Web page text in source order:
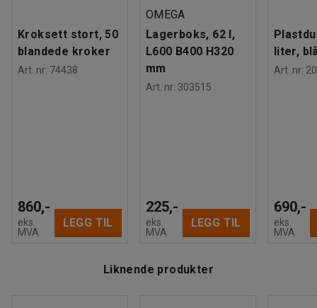
Kroksett stort, 50
blandede kroker
Art. nr: 74438
860,-
eks.
MVA
LEGG TIL
OMEGA
Lagerboks, 62 l,
L600 B400 H320
mm
Art. nr: 303515
225,-
eks.
MVA
LEGG TIL
liter,
Art. nr:
690,-
eks.
MVA
Liknende produkter